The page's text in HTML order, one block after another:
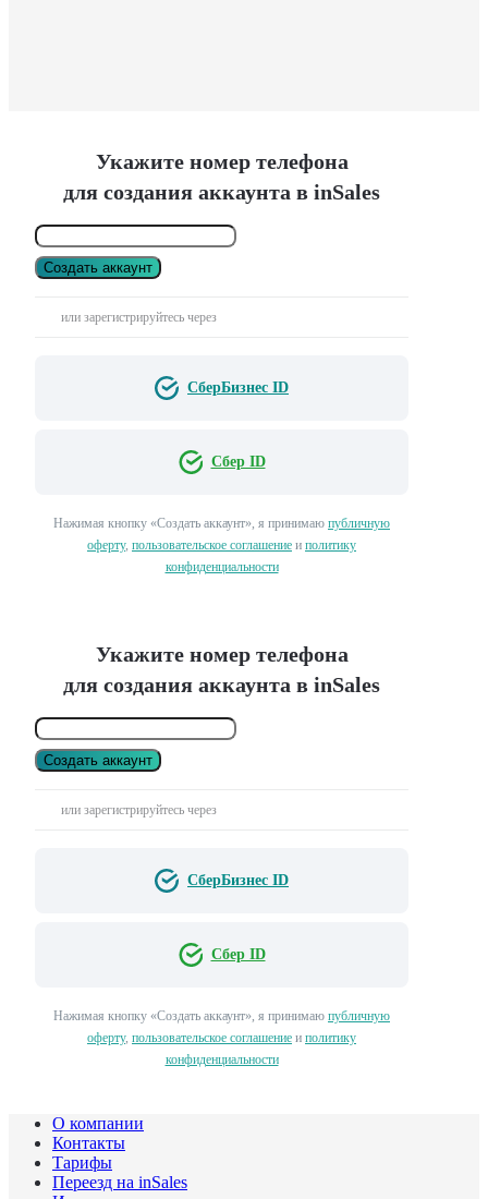
Укажите номер телефона
для создания аккаунта в inSales
Создать аккаунт
или зарегистрируйтесь через
СберБизнес ID
Сбер ID
Нажимая кнопку «Создать аккаунт», я принимаю публичную
оферту, пользовательское соглашение и политику
конфиденциальности
Укажите номер телефона
для создания аккаунта в inSales
Создать аккаунт
или зарегистрируйтесь через
СберБизнес ID
Сбер ID
Нажимая кнопку «Создать аккаунт», я принимаю публичную
оферту, пользовательское соглашение и политику
конфиденциальности
О компании
Контакты
Тарифы
Переезд на inSales